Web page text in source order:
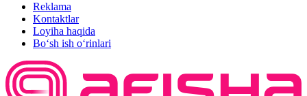
Reklama
Kontaktlar
Loyiha haqida
Bo‘sh ish o‘rinlari